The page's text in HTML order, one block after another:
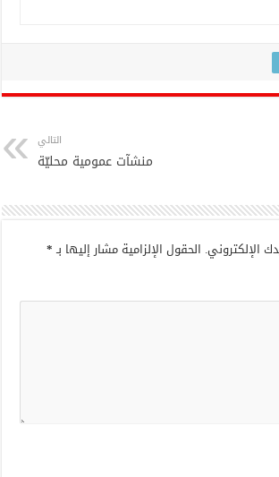
التالي
منشآت عمومية محليّة
الإلكتروني. الحقول الإلزامية مشار إليها بـ*